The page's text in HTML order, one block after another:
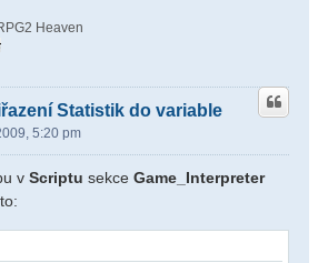
Heaven
Statistik do variable
5:20 pm
v Scriptu sekce Game_Interpreter